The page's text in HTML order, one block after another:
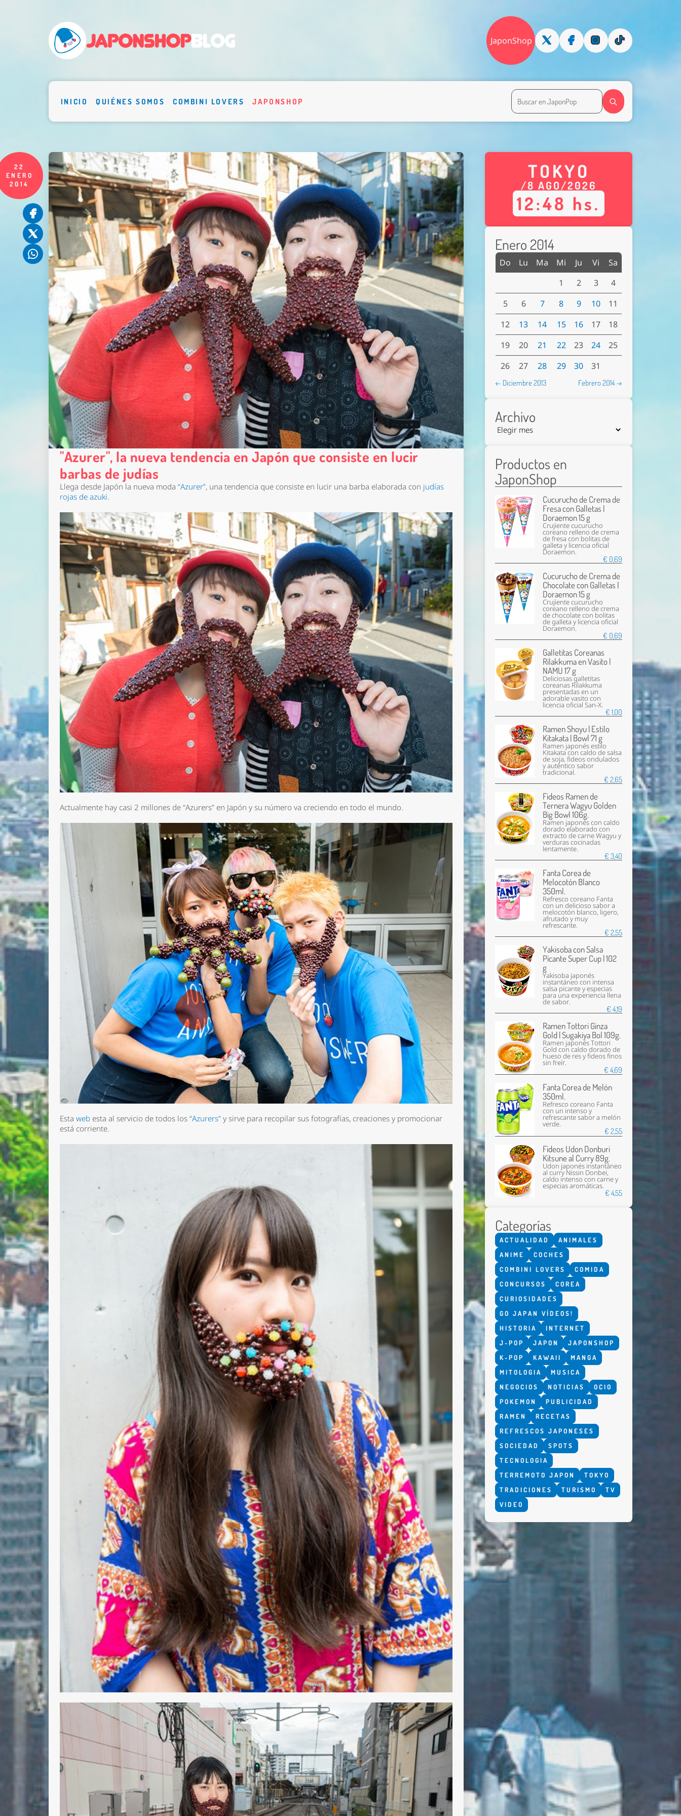
JaponShop
INICIO QUIÉNES SOMOS COMBINI LOVERS JAPONSHOP
22
ENERO
2014
"Azurer", la nueva tendencia en Japón que consiste en lucir
barbas de judías
Llega desde Japón la nueva moda“Azurer”, una tendencia que consiste en lucir una barba elaborada con judías
rojas de azuki.
Actualmente hay casi 2 millones de “Azurers” en Japón y su número va creciendo en todo el mundo.
Estaweb esta al servicio de todos los“Azurers”y sirve para recopilar sus fotografías, creaciones y promocionar
está corriente.
TOKYO
/8 AGO/2026
12:48 hs.
Enero 2014
Do Lu Ma Mi Ju Vi
Sa
1
2 3
4
5
6 7 8 9 10
11
12
13 14 15 16 17
18
19
20 21 22 23 24
25
26
27 28 29 30 31
← Diciembre 2013 Febrero 2014 →
Archivo
Productos en
JaponShop
Cucurucho de Crema de
Fresa con Galletas |
Doraemon 15 g
Crujiente cucurucho
coreano relleno de crema
de fresa con bolitas de
galleta y licencia oficial
Doraemon.
€ 0,69
Cucurucho de Crema de
Chocolate con Galletas |
Doraemon 15 g
Crujiente cucurucho
coreano relleno de crema
de chocolate con bolitas
de galleta y licencia oficial
Doraemon.
€ 0,69
Galletitas Coreanas
Rilakkuma en Vasito |
NAMU 17 g
Deliciosas galletitas
coreanas Rilakkuma
presentadas en un
adorable vasito con
licencia oficial San-X.
€ 1,00
Ramen Shoyu | Estilo
Kitakata | Bowl 71 g
Ramen japonés estilo
Kitakata con caldo de salsa
de soja, fideos ondulados
y auténtico sabor
tradicional.
€ 2,65
Fideos Ramen de
Ternera Wagyu Golden
Big Bowl 106g.
Ramen japonés con caldo
dorado elaborado con
extracto de carne Wagyu y
verduras cocinadas
lentamente.
€ 3,40
Fanta Corea de
Melocotón Blanco
350ml.
Refresco coreano Fanta
con un delicioso sabor a
melocotón blanco, ligero,
afrutado y muy
refrescante.
€ 2,55
Yakisoba con Salsa
Picante Super Cup | 102
g
Yakisoba japonés
instantáneo con intensa
salsa picante y especias
para una experiencia llena
de sabor.
€ 4,19
Ramen Tottori Ginza
Gold | Sugakiya Bol 109g.
Ramen japonés Tottori
Gold con caldo dorado de
hueso de res y fideos finos
sin freír.
€ 4,69
Fanta Corea de Melón
350ml.
Refresco coreano Fanta
con un intenso y
refrescante sabor a melón
verde.
€ 2,55
Fideos Udon Donburi
Kitsune al Curry 89g.
Udon japonés instantáneo
al curry Nissin Donbei,
caldo intenso con carne y
especias aromáticas.
€ 4,55
Categorías
ACTUALIDAD
ANIMALES
ANIME
COCHES
COMBINI LOVERS
COMIDA
CONCURSOS
COREA
CURIOSIDADES
GO JAPAN VÍDEOS!
HISTORIA
INTERNET
J-POP
JAPON
JAPONSHOP
K-POP
KAWAII
MANGA
MITOLOGIA
MUSICA
NEGOCIOS
NOTICIAS
OCIO
POKEMON
PUBLICIDAD
RAMEN
RECETAS
REFRESCOS JAPONESES
SOCIEDAD
SPOTS
TECNOLOGIA
TERREMOTO JAPON
TOKYO
TRADICIONES
TURISMO
TV
VIDEO
Nombre *
Email *
Comentario *
Enviar